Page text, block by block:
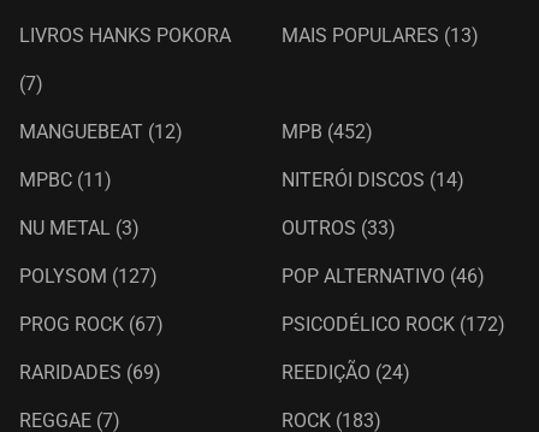
LIVROS HANKS POKORA
(7)
MAIS POPULARES (13)
MANGUEBEAT (12) MPB (452)
MPBC (11) NITERÓI DISCOS (14)
NU METAL (3) OUTROS (33)
POLYSOM (127) POP ALTERNATIVO (46)
PROG ROCK (67) PSICODÉLICO ROCK (172)
RARIDADES (69) REEDIÇÃO (24)
REGGAE (7) ROCK (183)